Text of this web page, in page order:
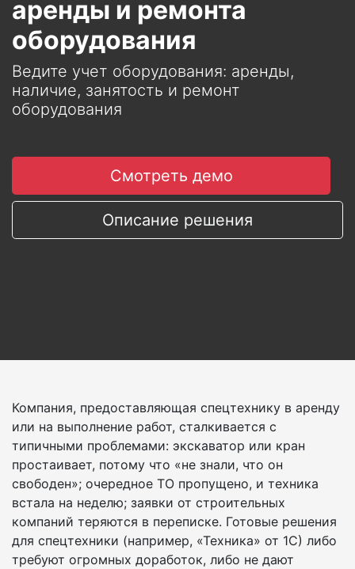
аренды и ремонта
оборудования
Ведите учет оборудования: аренды,
наличие, занятость и ремонт
оборудования
Смотреть демо
Описание решения
Компания, предоставляющая спецтехнику в аренду
или на выполнение работ, сталкивается с
типичными проблемами: экскаватор или кран
простаивает, потому что «не знали, что он
свободен»; очередное ТО пропущено, и техника
встала на неделю; заявки от строительных
компаний теряются в переписке. Готовые решения
для спецтехники (например, «Техника» от 1С) либо
требуют огромных доработок, либо не дают